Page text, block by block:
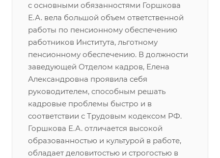
с основными обязанностями Горшкова
Е.А. вела большой объем ответственной
работы по пенсионному обеспечению
работников Института, льготному
пенсионному обеспечению. В должности
заведующей Отделом кадров, Елена
Александровна проявила себя
руководителем, способным решать
кадровые проблемы быстро и в
соответствии с Трудовым кодексом РФ.
Горшкова Е.А. отличается высокой
образованностью и культурой в работе,
обладает деловитостью и строгостью в